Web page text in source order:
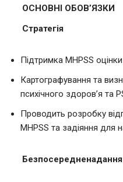
ОСНОВНІ ОБОВ’ЯЗКИ
Стратегія
Підтримка MHPSS
Картографування та
психічного здоров’я та
Проводить розробку
MHPSS та задіяння для
Безпосередне